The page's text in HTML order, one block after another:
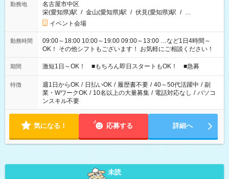
勤務地
名古屋市中区
栄(愛知県)駅 / 金山(愛知県)駅 / 伏見(愛知県)駅 / …
イベント会場
勤務時間
09:00～18:00 10:00～19:00 09:00～13:00 …など1日4時間～
OK！ その他シフトもございます！ お気軽にご相談ください！
期間 激短1日～OK！ ■もちろん即日スタートもOK！ ■急募
特徴 週1日からOK / 日払いOK / 履歴書不要 / 40～50代活躍中 / 副
業・WワークOK / 10名以上の大量募集 / 電話対応なし / パソコ
ンスキル不要
気になる！ 応募する 詳細へ
未読